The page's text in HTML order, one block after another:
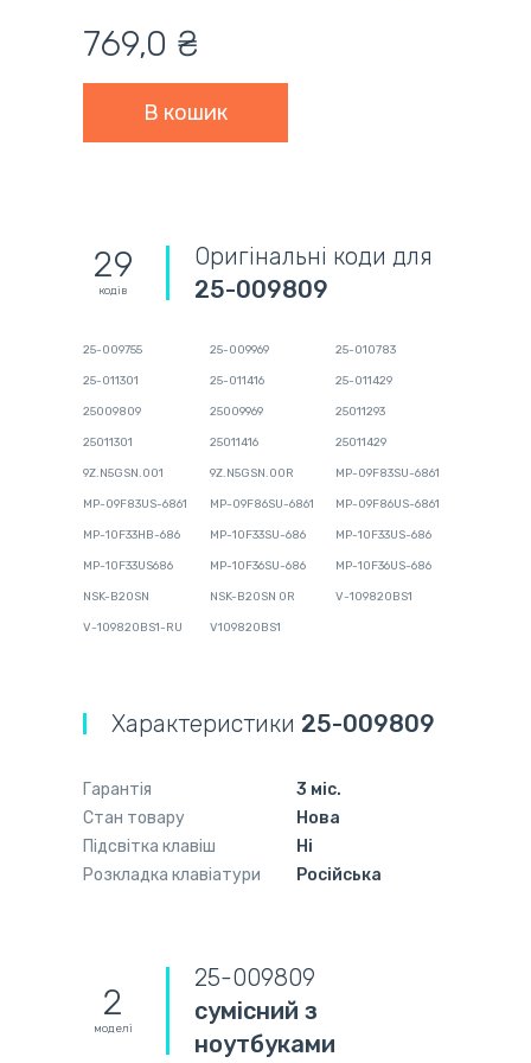
769,0 ₴
29
кодів
Оригінальні коди для
25-009809
25-009755 25-009969 25-010783
25-011301 25-011416 25-011429
25009809 25009969 25011293
25011301 25011416 25011429
9Z.N5GSN.001 9Z.N5GSN.00R MP-09F83SU-6861
MP-09F83US-6861 MP-09F86SU-6861 MP-09F86US-6861
MP-10F33HB-686 MP-10F33SU-686 MP-10F33US-686
MP-10F33US686 MP-10F36SU-686 MP-10F36US-686
NSK-B20SN NSK-B20SN 0R V-109820BS1
V-109820BS1-RU V109820BS1
Характеристики 25-009809
Гарантія
3 міс.
Стан товару
Нова
Підсвітка клавіш
Ні
Розкладка клавіатури
Російська
2
моделі
25-009809
сумісний з
ноутбуками